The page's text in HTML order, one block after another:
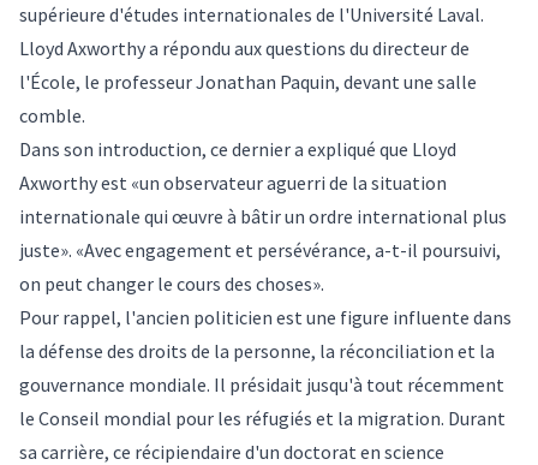
supérieure d'études internationales de l'Université Laval.
Lloyd Axworthy a répondu aux questions du directeur de
l'École, le professeur Jonathan Paquin, devant une salle
comble.
Dans son introduction, ce dernier a expliqué que Lloyd
Axworthy est «un observateur aguerri de la situation
internationale qui œuvre à bâtir un ordre international plus
juste». «Avec engagement et persévérance, a-t-il poursuivi,
on peut changer le cours des choses».
Pour rappel, l'ancien politicien est une figure influente dans
la défense des droits de la personne, la réconciliation et la
gouvernance mondiale. Il présidait jusqu'à tout récemment
le Conseil mondial pour les réfugiés et la migration. Durant
sa carrière, ce récipiendaire d'un doctorat en science